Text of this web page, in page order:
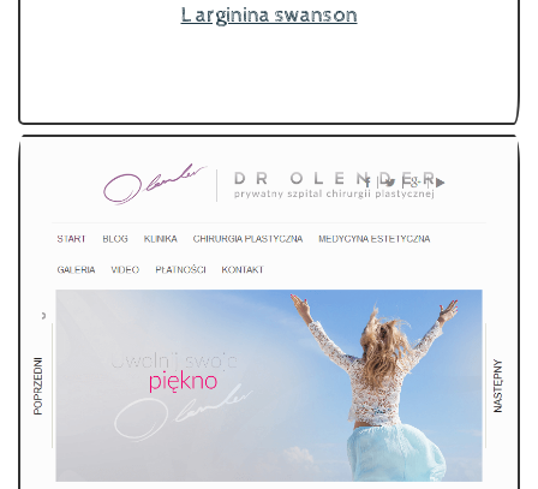
L arginina swanson